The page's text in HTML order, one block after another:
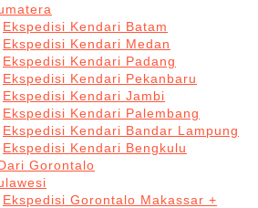
Ekspedisi Kendari Batam
Ekspedisi Kendari Medan
Ekspedisi Kendari Padang
Ekspedisi Kendari Pekanbaru
Ekspedisi Kendari Jambi
Ekspedisi Kendari Palembang
Ekspedisi Kendari Bandar Lampung
Ekspedisi Kendari Bengkulu
Gorontalo
Ekspedisi Gorontalo Makassar +